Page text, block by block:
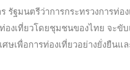
ฐมนตรีว่าการกระทรวงการท่อ
งเที่ยวโดยชุมชนของไทย จะขั
เพื่อการท่องเที่ยวอย่างยั่งยืนแ